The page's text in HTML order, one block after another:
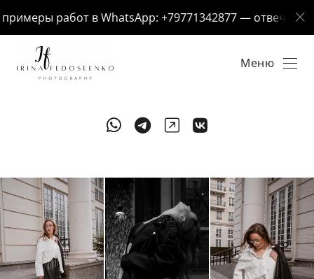
работ в WhatsApp: +79771342877 — отвечу за 5
Меню